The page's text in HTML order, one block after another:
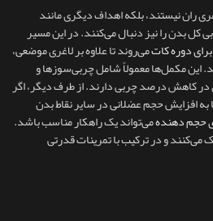
ران نیستند، بلکه اهداف دیگری مانند
بدن را نیز دنبال می‌کنند. در این مسیر
دوره کاتمی‌روند تا علاوه بر لاغری موضعی،
مکمل‌ها معمولاً شامل چربی‌سوزها و
کاهش درصد چربی دارند. از طرف دیگر، اگر
به افزایش حجم عضلانی در سایر نقاط بدن
حجم دهندهمی‌تواند یک راهکار مناسب باشد.
و در ترکیب با تمرینات قدرتی